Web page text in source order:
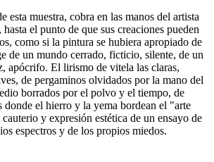
esta muestra, cobra en las manos del artista
el punto de que sus creaciones pueden
como si la pintura se hubiera apropiado de
de un mundo cerrado, ficticio, silente, de un
apócrifo. El lirismo de vitela las claras,
de pergaminos olvidados por la mano del
borrados por el polvo y el tiempo, de
donde el hierro y la yema bordean el "arte
y expresión estética de un ensayo de
espectros y de los propios miedos.